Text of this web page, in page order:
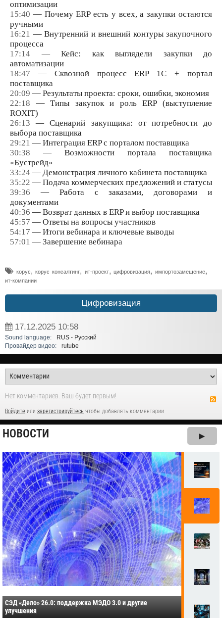
оптимизации
15:40 — Почему ERP есть у всех, а закупки остаются
ручными
16:21 — Внутренний и внешний контуры закупочного
процесса
17:14 — Кейc: как выглядели закупки до
автоматизации
18:47 — Сквозной процесс ERP 1С + портал
поставщика
20:09 — Результаты проекта: сроки, ошибки, экономия
22:18 — Типы закупок и роль ERP (выступление
ROXIT)
26:13 — Сценарий закупщика: от потребности до
выбора поставщика
29:21 — Интеграция ERP с порталом поставщика
30:38 — Возможности портала поставщика
«Бустрейд»
33:24 — Демонстрация личного кабинета поставщика
35:22 — Подача коммерческих предложений и статусы
39:36 — Работа с заказами, договорами и
документами
40:36 — Возврат данных в ERP и выбор поставщика
45:57 — Ответы на вопросы участников
54:17 — Итоги вебинара и ключевые выводы
57:01 — Завершение вебинара
корус,корус консалтинг, ит-проект,цифровизация,импортозамещение,
ит-компании
Цифровизация
17.12.2025 10:58
Sound language:
RUS - Русский
Провайдер видео:
rutube
Нет комментариев. Ваш будет первым!
Войдите или зарегистрируйтесь чтобы добавлять комментарии
НОВОСТИ ▶
СЭД «Дело» 26.0: поддержка МЭДО 3.0 и другие
улучшения